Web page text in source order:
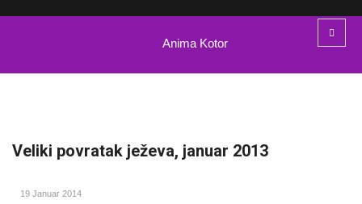
Anima Kotor
Veliki povratak ježeva, januar 2013
19 Januar 2014